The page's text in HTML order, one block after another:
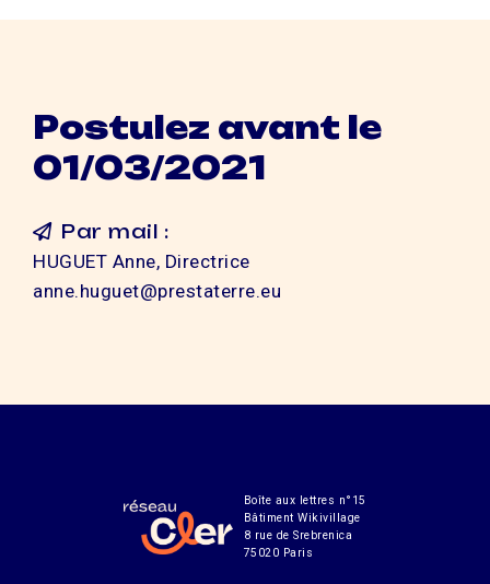
Postulez avant le
01/03/2021
Par mail :
HUGUET Anne, Directrice
anne.huguet@prestaterre.eu
Boîte aux lettres n°15
Bâtiment Wikivillage
8 rue de Srebrenica
75020 Paris